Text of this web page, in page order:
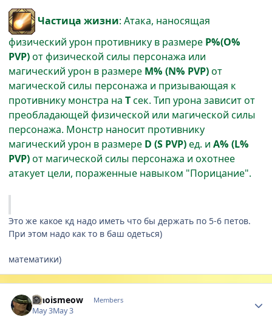
Частица жизни: Атака, наносящая
физический урон противнику в размере P%(O%
PVP) от физической силы персонажа или
магический урон в размере M% (N% PVP) от
магической силы персонажа и призывающая к
противнику монстра на T сек. Тип урона зависит от
преобладающей физической или магической силы
персонажа. Монстр наносит противнику
магический урон в размере D (S PVP) ед. и A% (L%
PVP) от магической силы персонажа и охотнее
атакует цели, пораженные навыком "Порицание".
Это же какое кд надо иметь что бы держать по 5-6 петов.
При этом надо как то в баш одеться)
математики)
whoismeow Members
May 3May 3